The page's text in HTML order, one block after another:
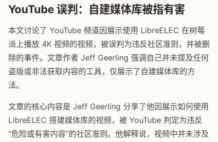
YouTube 误判：自建媒体库被指有害
本文讨论了 YouTube 频道因展示使用 LibreELEC 在树莓
派上播放 4K 视频的视频，被误判为违反社区准则，并被删
除的事件。文章作者 Jeff Geerling 强调自己并未提及任何
盗版或非法获取内容的工具，仅展示了自建媒体库的方
法。
文章的核心内容是 Jeff Geerling 分享了他因展示如何使用
LibreELEC 搭建媒体库的视频，被 YouTube 判定为违反
“危险或有害内容”的社区准则。他解释说，视频中并未涉及